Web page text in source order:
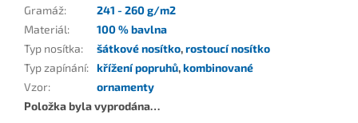
Gramáž:
241 - 260 g/m2
Materiál:
100 % bavlna
Typ nosítka: šátkové nosítko,rostoucí nosítko
Typ zapínání: křížení popruhů,kombinované
Vzor:
ornamenty
Položka byla vyprodána…